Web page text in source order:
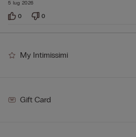
5 lug 2026
0 0
My Intimissimi
Gift Card